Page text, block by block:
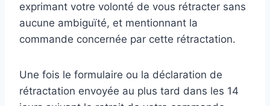
exprimant votre volonté de vous rétracter sans
aucune ambiguïté, et mentionnant la
commande concernée par cette rétractation.
Une fois le formulaire ou la déclaration de
rétractation envoyée au plus tard dans les 14